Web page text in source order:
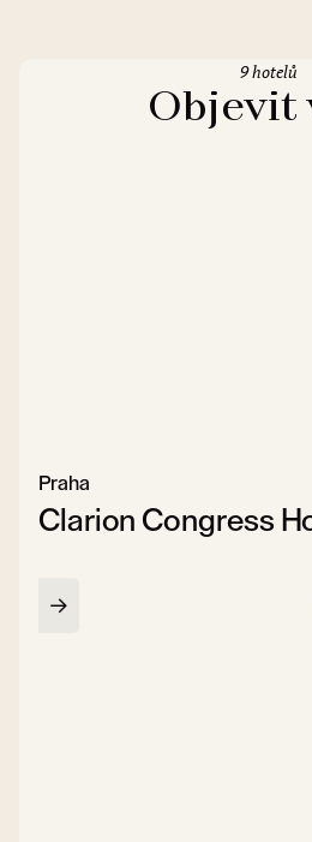
Objevit
9 hotelů
Clarion Congress
Praha